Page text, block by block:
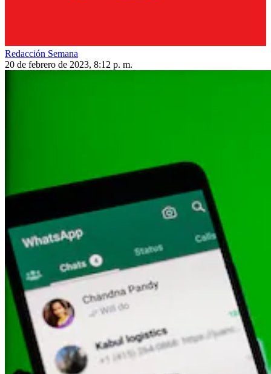
Redacción Semana
20 de febrero de 2023, 8:12 p. m.